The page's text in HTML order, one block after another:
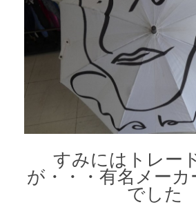
すみにはトレー
が・・・有名メーカ
でした